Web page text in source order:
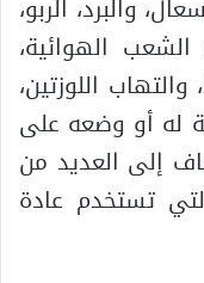
والبرد، الربو،
الشعب الهوائية،
اللوزتين،
له أو وضعه على
إلى العديد من
تستخدم عادة